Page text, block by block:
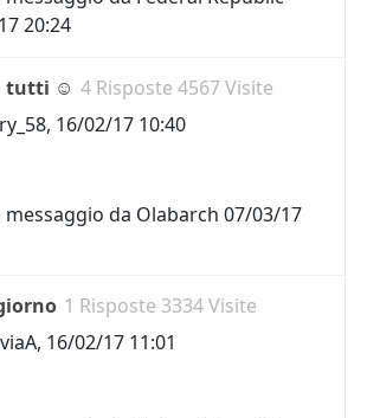
20:24
tutti ☺ 4 Risposte 4567 Visite
, 16/02/17 10:40
da Olabarch 07/03/17
1 Risposte 3334 Visite
, 16/02/17 11:01